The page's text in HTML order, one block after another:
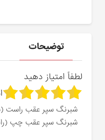
توضیحات
لطفاً امتیاز دهید
شبرنگ سپر عقب راست
شبرنگ سپر عقب چپ